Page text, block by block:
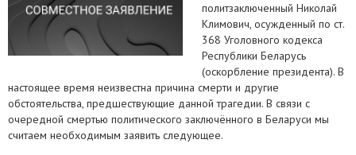
политзаключенный Николай
Климович, осужденный по ст.
368 Уголовного кодекса
Республики Беларусь
(оскорбление президента). В
настоящее время неизвестна причина смерти и другие
обстоятельства, предшествующие данной трагедии. В связи с
очередной смертью политического заключённого в Беларуси мы
считаем необходимым заявить следующее.